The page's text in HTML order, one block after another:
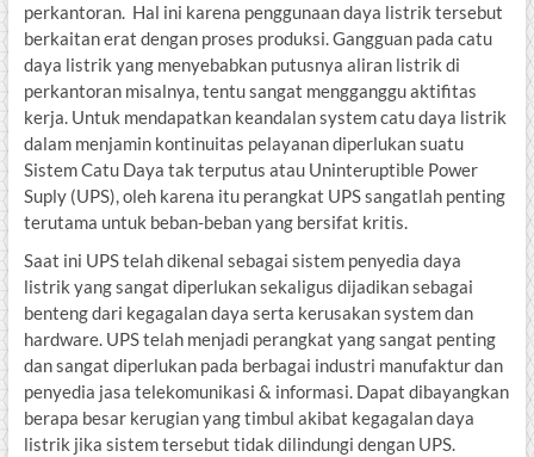
perkantoran. Hal ini karena penggunaan daya listrik tersebut
berkaitan erat dengan proses produksi. Gangguan pada catu
daya listrik yang menyebabkan putusnya aliran listrik di
perkantoran misalnya, tentu sangat mengganggu aktifitas
kerja. Untuk mendapatkan keandalan system catu daya listrik
dalam menjamin kontinuitas pelayanan diperlukan suatu
Sistem Catu Daya tak terputus atau Uninteruptible Power
Suply (UPS), oleh karena itu perangkat UPS sangatlah penting
terutama untuk beban-beban yang bersifat kritis.
Saat ini UPS telah dikenal sebagai sistem penyedia daya
listrik yang sangat diperlukan sekaligus dijadikan sebagai
benteng dari kegagalan daya serta kerusakan system dan
hardware. UPS telah menjadi perangkat yang sangat penting
dan sangat diperlukan pada berbagai industri manufaktur dan
penyedia jasa telekomunikasi & informasi. Dapat dibayangkan
berapa besar kerugian yang timbul akibat kegagalan daya
listrik jika sistem tersebut tidak dilindungi dengan UPS.